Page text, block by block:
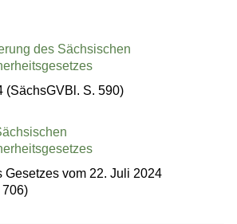
des Sächsischen
(SächsGVBl. S. 590)
Gesetzes vom 22. Juli 2024
706)